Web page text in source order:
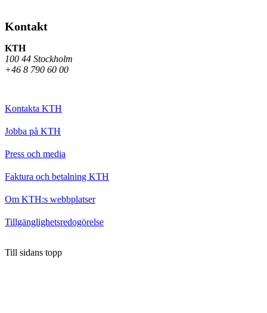
Kontakt
KTH
100 44 Stockholm
+46 8 790 60 00
Kontakta KTH
Jobba på KTH
Press och media
Faktura och betalning KTH
Om KTH:s webbplatser
Tillgänglighetsredogörelse
Till sidans topp